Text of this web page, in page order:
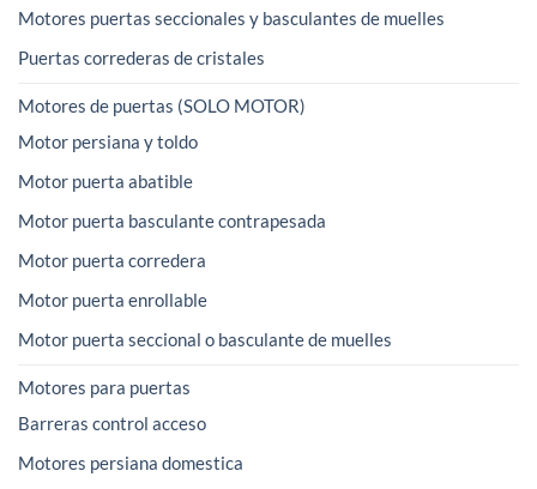
Motores puertas seccionales y basculantes de muelles
Puertas correderas de cristales
Motores de puertas (SOLO MOTOR)
Motor persiana y toldo
Motor puerta abatible
Motor puerta basculante contrapesada
Motor puerta corredera
Motor puerta enrollable
Motor puerta seccional o basculante de muelles
Motores para puertas
Barreras control acceso
Motores persiana domestica